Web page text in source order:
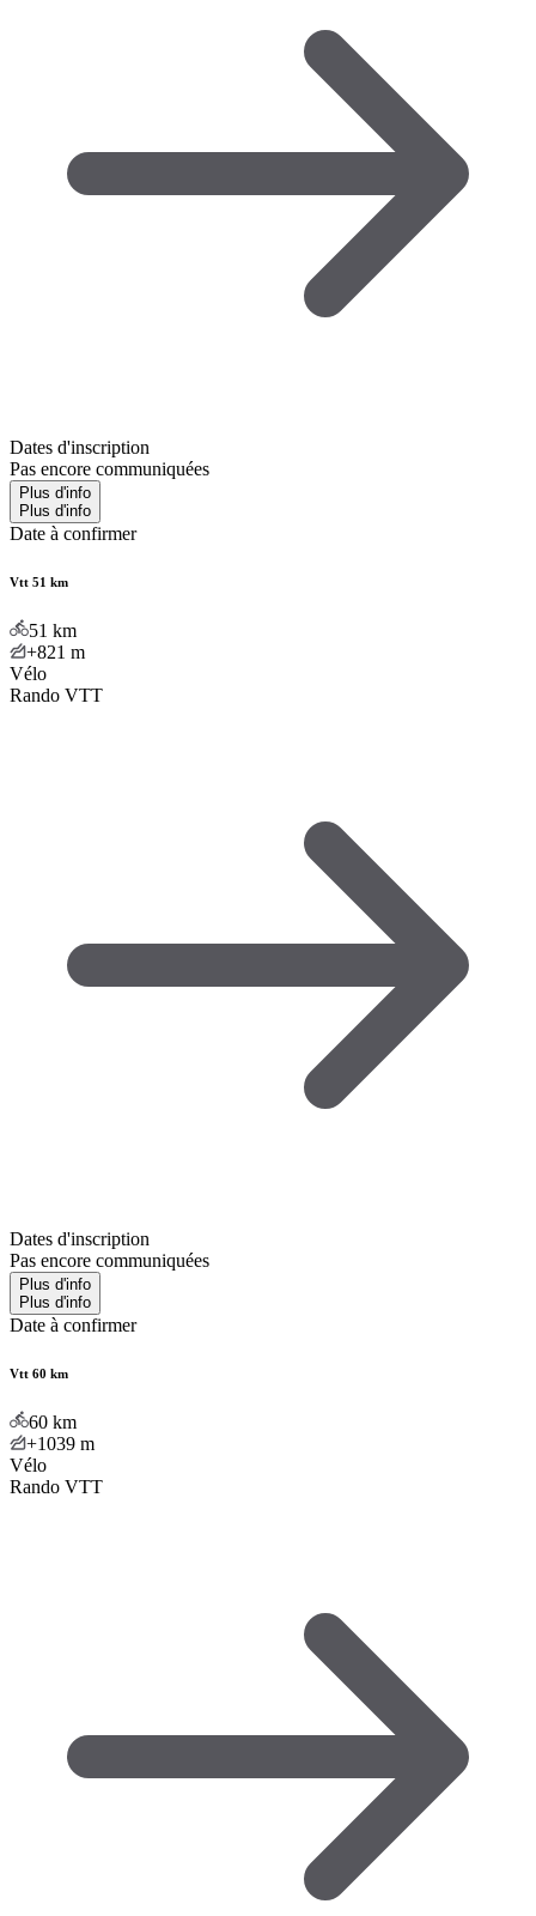
Dates d'inscription
Pas encore communiquées
Plus d'info
Plus d'info
Date à confirmer
Vtt 51 km
51 km
+821 m
Vélo
Rando VTT
Dates d'inscription
Pas encore communiquées
Plus d'info
Plus d'info
Date à confirmer
Vtt 60 km
60 km
+1039 m
Vélo
Rando VTT